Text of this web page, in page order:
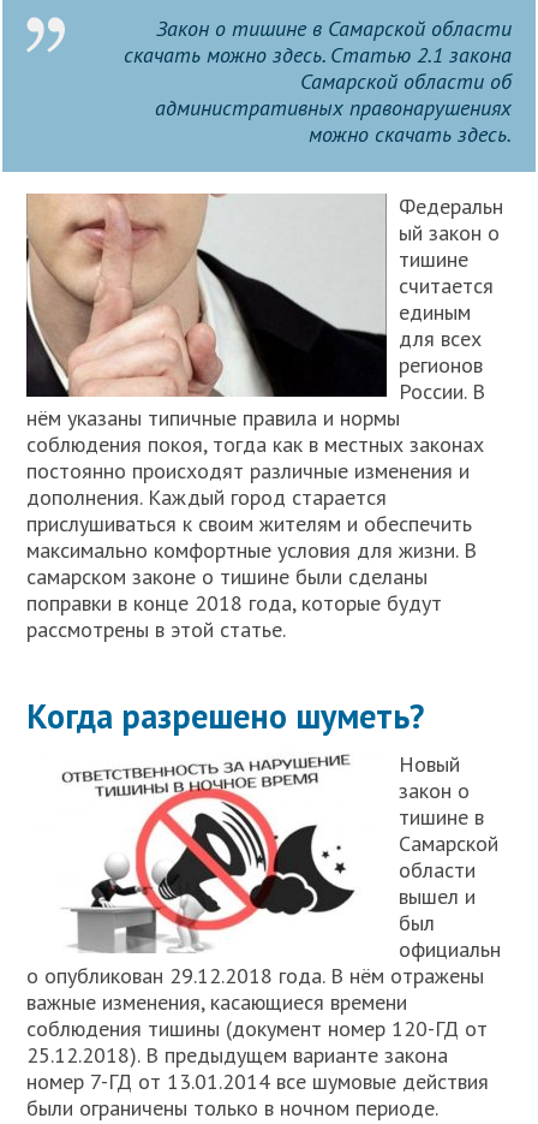
Закон о тишине в Самарской области
скачать можно здесь. Статью 2.1 закона
Самарской области об
административных правонарушениях
можно скачать здесь.
Федеральн
ый закон о
тишине
считается
единым
для всех
регионов
России. В
нём указаны типичные правила и нормы
соблюдения покоя, тогда как в местных законах
постоянно происходят различные изменения и
дополнения. Каждый город старается
прислушиваться к своим жителям и обеспечить
максимально комфортные условия для жизни. В
самарском законе о тишине были сделаны
поправки в конце 2018 года, которые будут
рассмотрены в этой статье.
Когда разрешено шуметь?
Новый
закон о
тишине в
Самарской
области
вышел и
был
официальн
о опубликован 29.12.2018 года. В нём отражены
важные изменения, касающиеся времени
соблюдения тишины (документ номер 120-ГД от
25.12.2018). В предыдущем варианте закона
номер 7-ГД от 13.01.2014 все шумовые действия
были ограничены только в ночном периоде.